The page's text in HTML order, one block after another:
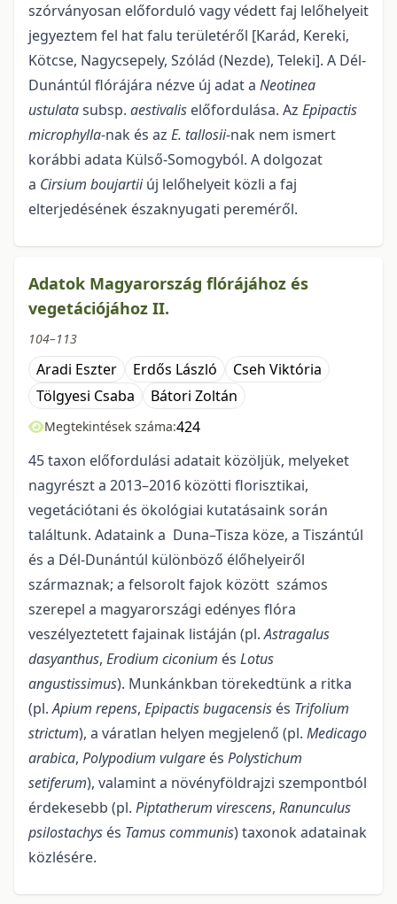
szórványosan előforduló vagy védett faj lelőhelyeit
jegyeztem fel hat falu területéről [Karád, Kereki,
Kötcse, Nagycsepely, Szólád (Nezde), Teleki]. A Dél-
Dunántúl flórájára nézve új adat a Neotinea
ustulatasubsp. aestivalis előfordulása. Az Epipactis
microphylla-nak és az E. tallosii-nak nem ismert
korábbi adata Külső-Somogyból. A dolgozat
a Cirsium boujartiiúj lelőhelyeit közli a faj
elterjedésének északnyugati pereméről.
Adatok Magyarország flórájához és
vegetációjához II.
104–113
Aradi Eszter Erdős László
Cseh Viktória
Tölgyesi Csaba
Bátori Zoltán
Megtekintések száma:424
45 taxon előfordulási adatait közöljük, melyeket
nagyrészt a 2013–2016 közötti florisztikai,
vegetációtani és ökológiai kutatásaink során
találtunk. Adataink a Duna–Tisza köze, a Tiszántúl
és a Dél-Dunántúl különböző élőhelyeiről
származnak; a felsorolt fajok között számos
szerepel a magyarországi edényes flóra
veszélyeztetett fajainak listáján (pl.Astragalus
dasyanthus, Erodium ciconium és Lotus
angustissimus). Munkánkban törekedtünk a ritka
(pl.Apium repens, Epipactis bugacensis és Trifolium
strictum), a váratlan helyen megjelenő (pl. Medicago
arabica, Polypodium vulgare és Polystichum
setiferum), valamint a növényföldrajzi szempontból
érdekesebb (pl. Piptatherum virescens, Ranunculus
psilostachys és Tamus communis) taxonok adatainak
közlésére.